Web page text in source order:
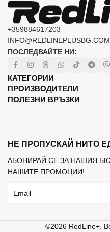
+359884617203
INFO@REDLINEPLUSBG.COM
ПОСЛЕДВАЙТЕ НИ:
КАТЕГОРИИ
ПРОИЗВОДИТЕЛИ
ПОЛЕЗНИ ВРЪЗКИ
НЕ ПРОПУСКАЙ НИТО
АБОНИРАЙ СЕ ЗА НАШИЯ
НАШИТЕ ПРОМОЦИИ!
©2026 RedLine+.